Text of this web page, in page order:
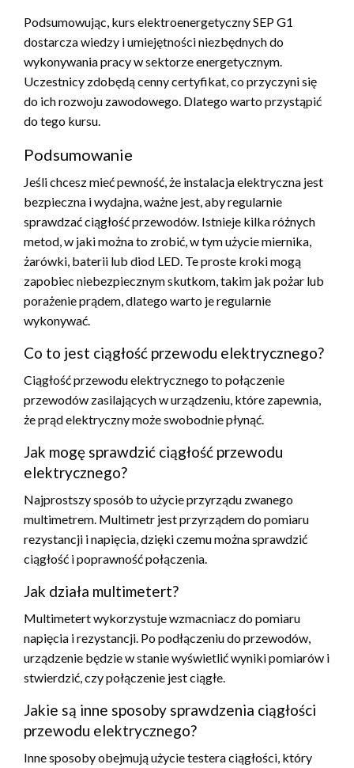
Podsumowując, kurs elektroenergetyczny SEP G1
dostarcza wiedzy i umiejętności niezbędnych do
wykonywania pracy w sektorze energetycznym.
Uczestnicy zdobędą cenny certyfikat, co przyczyni się
do ich rozwoju zawodowego. Dlatego warto przystąpić
do tego kursu.
Podsumowanie
Jeśli chcesz mieć pewność, że instalacja elektryczna jest
bezpieczna i wydajna, ważne jest, aby regularnie
sprawdzać ciągłość przewodów. Istnieje kilka różnych
metod, w jaki można to zrobić, w tym użycie miernika,
żarówki, baterii lub diod LED. Te proste kroki mogą
zapobiec niebezpiecznym skutkom, takim jak pożar lub
porażenie prądem, dlatego warto je regularnie
wykonywać.
Co to jest ciągłość przewodu elektrycznego?
Ciągłość przewodu elektrycznego to połączenie
przewodów zasilających w urządzeniu, które zapewnia,
że prąd elektryczny może swobodnie płynąć.
Jak mogę sprawdzić ciągłość przewodu
elektrycznego?
Najprostszy sposób to użycie przyrządu zwanego
multimetrem. Multimetr jest przyrządem do pomiaru
rezystancji i napięcia, dzięki czemu można sprawdzić
ciągłość i poprawność połączenia.
Jak działa multimetert?
Multimetert wykorzystuje wzmacniacz do pomiaru
napięcia i rezystancji. Po podłączeniu do przewodów,
urządzenie będzie w stanie wyświetlić wyniki pomiarów i
stwierdzić, czy połączenie jest ciągłe.
Jakie są inne sposoby sprawdzenia ciągłości
przewodu elektrycznego?
Inne sposoby obejmują użycie testera ciągłości, który